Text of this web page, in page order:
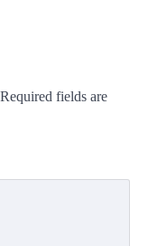
Required fields are